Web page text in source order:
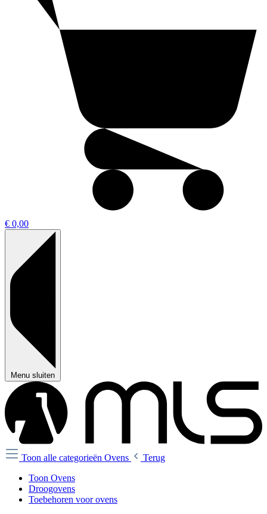
€ 0,00
Menu sluiten
Toon alle categorieën Ovens
Terug
Toon Ovens
Droogovens
Toebehoren voor ovens